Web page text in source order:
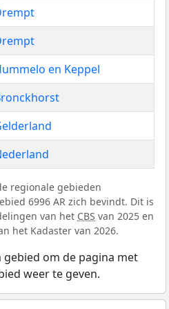
en Keppel
regionale gebieden
6996 AR zich bevindt. Dit is
van het CBS van 2025 en
het Kadaster van 2026.
gebied om de pagina met
weer te geven.